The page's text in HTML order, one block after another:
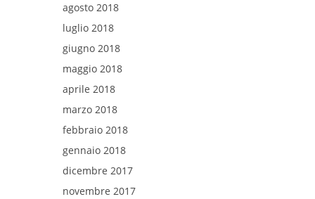
agosto 2018
luglio 2018
giugno 2018
maggio 2018
aprile 2018
marzo 2018
febbraio 2018
gennaio 2018
dicembre 2017
novembre 2017